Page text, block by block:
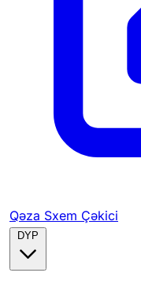
Qəza Sxem Çəkici
DYP